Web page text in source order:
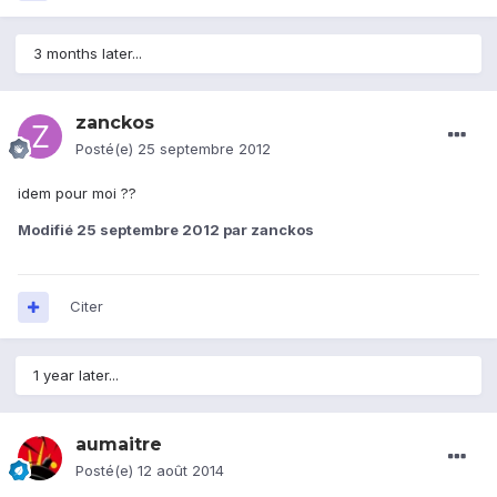
3 months later...
zanckos
Posté(e) 25 septembre 2012
idem pour moi ??
Modifié 25 septembre 2012 par zanckos
Citer
1 year later...
aumaitre
Posté(e) 12 août 2014